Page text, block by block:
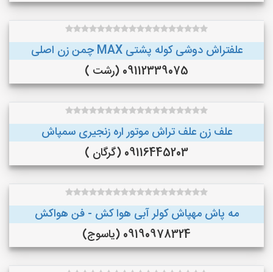
علفتراش دوشی کوله پشتی MAX چمن زن اصلی
09112339075 (رشت )
علف زن علف تراش موتور اره زنجیری سمپاش
09116445203 (گرگان )
مه پاش مهپاش کولر آبی هوا کش - فن هواکش
09190978324 (یاسوج)